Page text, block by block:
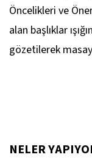
Öncelikleri ve
alan başlıklar
gözetilerek
NELER